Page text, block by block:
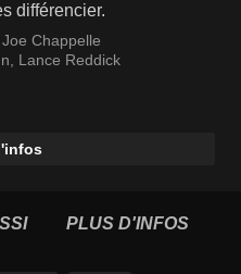
différencier.
Joe Chappelle
, Lance Reddick
PLUS D'INFOS